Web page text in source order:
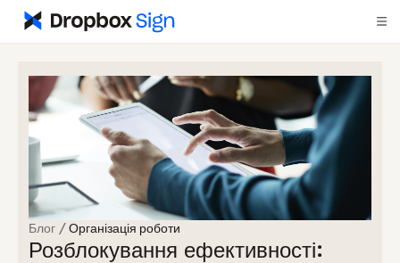
Блог / Організація роботи
Розблокування ефективності: